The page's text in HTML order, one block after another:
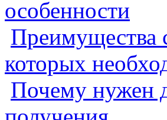
особенности
Преимущества
которых
Почему нужен